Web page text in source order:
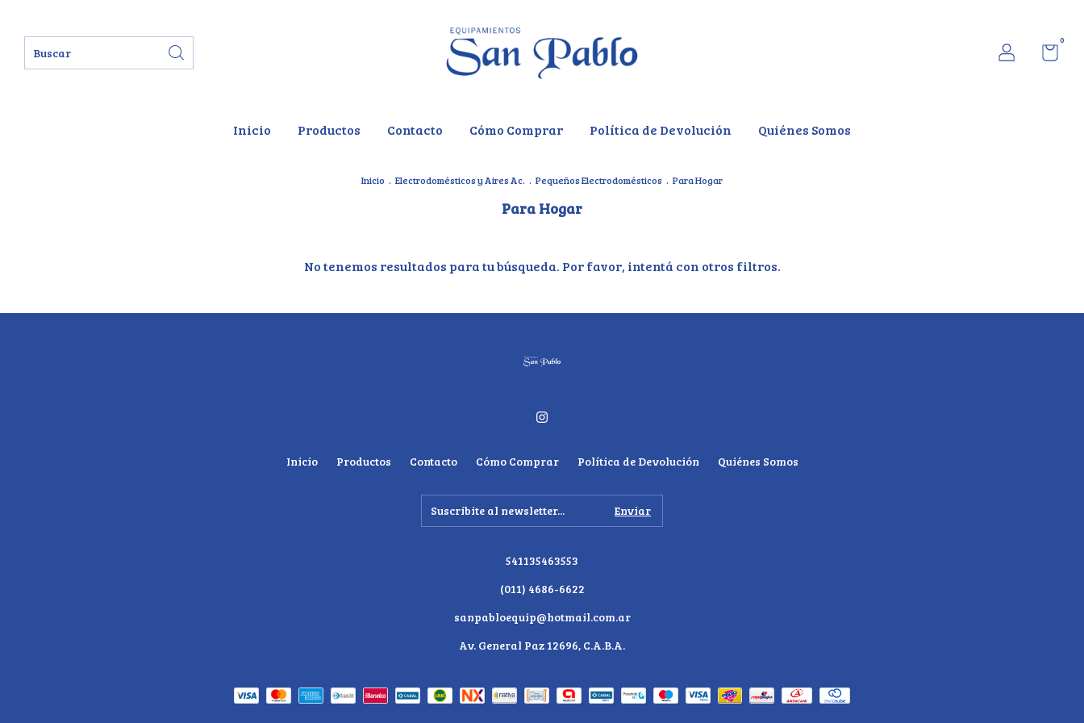
0
Inicio Productos Contacto Cómo Comprar Política de Devolución Quiénes Somos
Inicio . Electrodomésticos y Aires Ac. . Pequeños Electrodomésticos . Para Hogar
Para Hogar
No tenemos resultados para tu búsqueda. Por favor, intentá con otros filtros.
Inicio Productos Contacto Cómo Comprar Política de Devolución Quiénes Somos
541135463553
(011) 4686-6622
sanpabloequip@hotmail.com.ar
Av. General Paz 12696, C.A.B.A.